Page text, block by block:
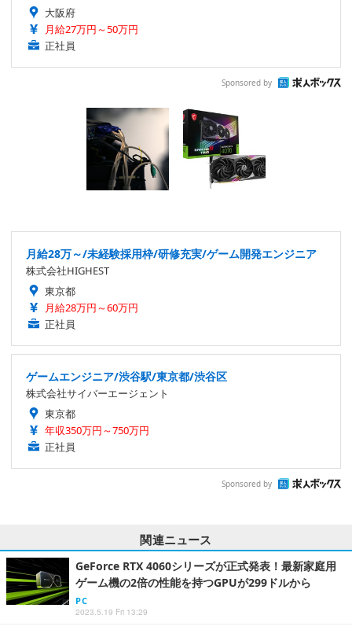
大阪府
月給27万円～50万円
正社員
Sponsored by
月給28万～/未経験採用枠/研修充実/ゲーム開発エンジニア
株式会社HIGHEST
東京都
月給28万円～60万円
正社員
ゲームエンジニア/渋谷駅/東京都/渋谷区
株式会社サイバーエージェント
東京都
年収350万円～750万円
正社員
Sponsored by
関連ニュース
GeForce RTX 4060シリーズが正式発表！最新家庭用
ゲーム機の2倍の性能を持つGPUが299ドルから
PC
2023.5.19 Fri 13:29